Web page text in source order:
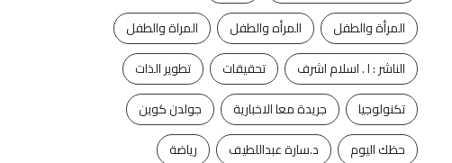
المرأة والطفل
المرأه والطفل
المراة والطفل
الناشر : ا . اسلام اشرف
تحقيقات
تطوير الذات
تكنولوجيا
جريدة معا الاخبارية
جولدن كوين
حظك اليوم
د.سارة عبداللطيف
رياضة